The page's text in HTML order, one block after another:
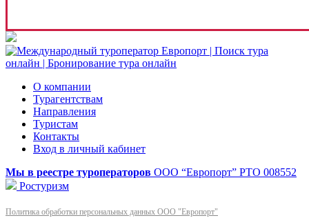
О компании
Турагентствам
Направления
Туристам
Контакты
Вход в личный кабинет
Мы в реестре туроператоров ООО “Европорт” РТО 008552
Ростуризм
Политика обработки персональных данных ООО "Европорт"